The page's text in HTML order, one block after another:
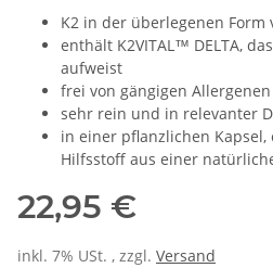
K2 in der überlegenen Form
enthält K2VITAL™ DELTA,
aufweist
frei von gängigen Allergenen
sehr rein und in relevanter
in einer pflanzlichen
Hilfsstoff aus einer
22,95 €
inkl. 7% USt. , zzgl. Versand